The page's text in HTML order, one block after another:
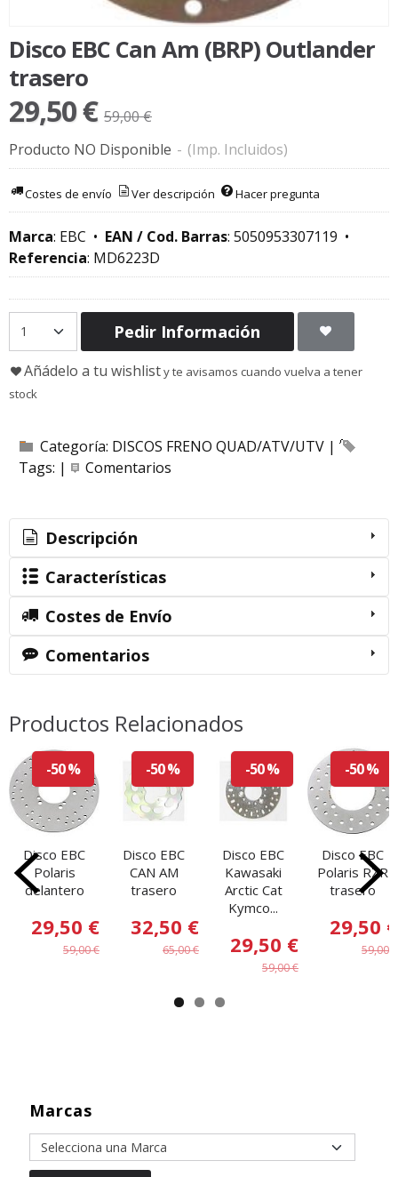
Marcas
Disco EBC Can Am (BRP) Outlander
trasero
29,50 € 59,00 €
Producto NO Disponible - (Imp. Incluidos)
Costes de envío Ver descripción Hacer pregunta
Marca: EBC • EAN / Cod. Barras: 5050953307119 •
Referencia: MD6223D
Pedir Información
Añádelo a tu wishlisty te avisamos cuando vuelva a tener
stock
Categoría: DISCOS FRENO QUAD/ATV/UTV |
Tags: | Comentarios
Descripción
Características
Costes de Envío
Comentarios
Productos Relacionados
-50 %
Disco EBC
Polaris
delantero
29,50 €
59,00 €
-50 %
Disco EBC
CAN AM
trasero
32,50 €
65,00 €
-50 %
Disco EBC
Kawasaki
Arctic Cat
Kymco...
29,50 €
59,00 €
-50 %
Disco EBC
Polaris RZR
trasero
29,50 €
59,00 €